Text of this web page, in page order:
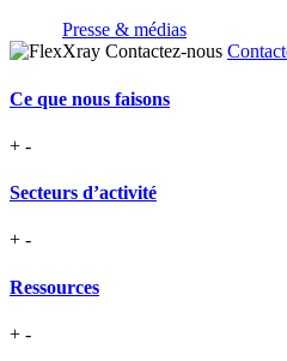
Presse & médias
Ce que nous faisons
+ -
Secteurs d’activité
+ -
Ressources
+ -